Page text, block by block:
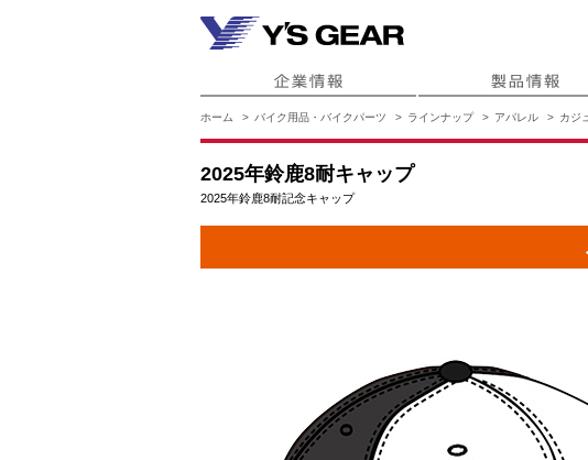
ホーム バイク用品・バイクパーツ ラインナップ アパレル カジ
2025年鈴鹿8耐キャップ
2025年鈴鹿8耐記念キャップ